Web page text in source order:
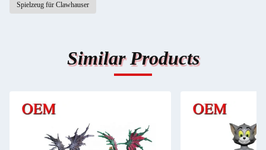
Spielzeug für Clawhauser
Similar Products